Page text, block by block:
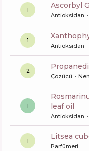
1 Ascorbyl
Antioksidan
1
Antioksidan
2
Çözücü
1
rosmarinus officinalis (rosemary)
leaf oil
Antioksidan
1 litsea
Parfümeri